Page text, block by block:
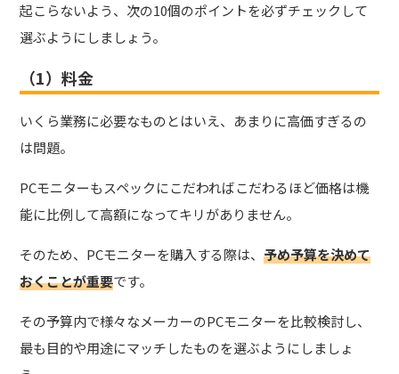
起こらないよう、次の10個のポイントを必ずチェックして
選ぶようにしましょう。
（1）料金
いくら業務に必要なものとはいえ、あまりに高価すぎるの
は問題。
PCモニターもスペックにこだわればこだわるほど価格は機
能に比例して高額になってキリがありません。
そのため、PCモニターを購入する際は、予め予算を決めて
おくことが重要です。
その予算内で様々なメーカーのPCモニターを比較検討し、
最も目的や用途にマッチしたものを選ぶようにしましょ